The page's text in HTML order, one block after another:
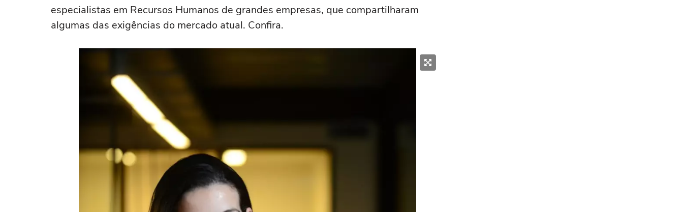
especialistas em Recursos Humanos de grandes empresas, que compartilharam
algumas das exigências do mercado atual. Confira.